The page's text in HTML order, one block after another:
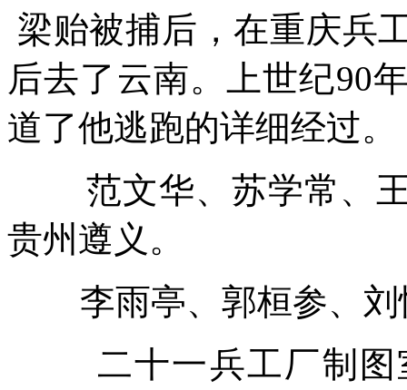
梁贻被捕后，在重庆兵
后去了云南。上世纪90
道了他逃跑的详细经过。
范文华、苏学常、
贵州遵义。
李雨亭、郭桓参、
二十一兵工厂制